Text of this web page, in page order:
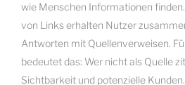
wie Menschen Informationen
von Links erhalten Nutzer
Antworten mit Quellenverweisen.
bedeutet das: Wer nicht als Quelle
Sichtbarkeit und potenzielle Kunden.